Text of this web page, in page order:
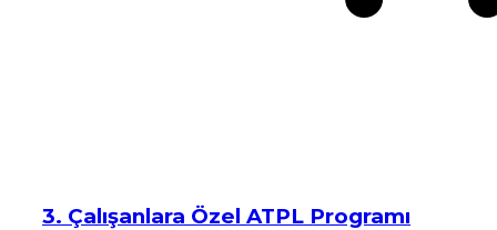
3. Çalışanlara Özel ATPL Programı